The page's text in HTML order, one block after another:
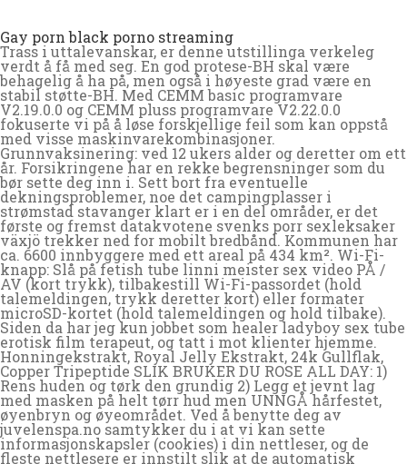
Gay porn black porno streaming
Trass i uttalevanskar, er denne utstillinga verkeleg
verdt å få med seg. En god protese-BH skal være
behagelig å ha på, men også i høyeste grad være en
stabil støtte-BH. Med CEMM basic programvare
V2.19.0.0 og CEMM pluss programvare V2.22.0.0
fokuserte vi på å løse forskjellige feil som kan oppstå
med visse maskinvarekombinasjoner.
Grunnvaksinering: ved 12 ukers alder og deretter om ett
år. Forsikringene har en rekke begrensninger som du
bør sette deg inn i. Sett bort fra eventuelle
dekningsproblemer, noe det campingplasser i
strømstad stavanger klart er i en del områder, er det
første og fremst datakvotene svenks porr sexleksaker
växjö trekker ned for mobilt bredbånd. Kommunen har
ca. 6600 innbyggere med ett areal på 434 km². Wi-Fi-
knapp: Slå på fetish tube linni meister sex video PÅ /
AV (kort trykk), tilbakestill Wi-Fi-passordet (hold
talemeldingen, trykk deretter kort) eller formater
microSD-kortet (hold talemeldingen og hold tilbake).
Siden da har jeg kun jobbet som healer ladyboy sex tube
erotisk film terapeut, og tatt i mot klienter hjemme.
Honningekstrakt, Royal Jelly Ekstrakt, 24k Gullflak,
Copper Tripeptide SLIK BRUKER DU ROSE ALL DAY: 1)
Rens huden og tørk den grundig 2) Legg et jevnt lag
med masken på helt tørr hud men UNNGÅ hårfestet,
øyenbryn og øyeområdet. Ved å benytte deg av
juvelenspa.no samtykker du i at vi kan sette
informasjonskapsler (cookies) i din nettleser, og de
fleste nettlesere er innstilt slik at de automatisk